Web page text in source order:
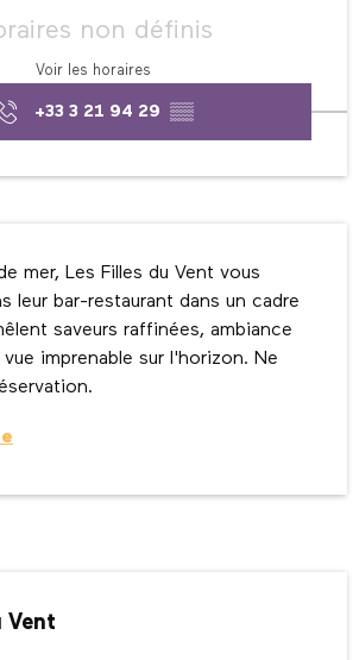
non définis
Voir les horaires
+33 3 21 94 29 ▒▒
mer, Les Filles du Vent vous
leur bar-restaurant dans un cadre
saveurs raffinées, ambiance
imprenable sur l'horizon. Ne
Vent